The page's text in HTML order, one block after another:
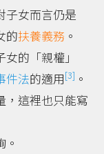
子女而言仍是
的扶養義務 。
的「親權」
件法的適用[3] 。
，這裡也只能寫